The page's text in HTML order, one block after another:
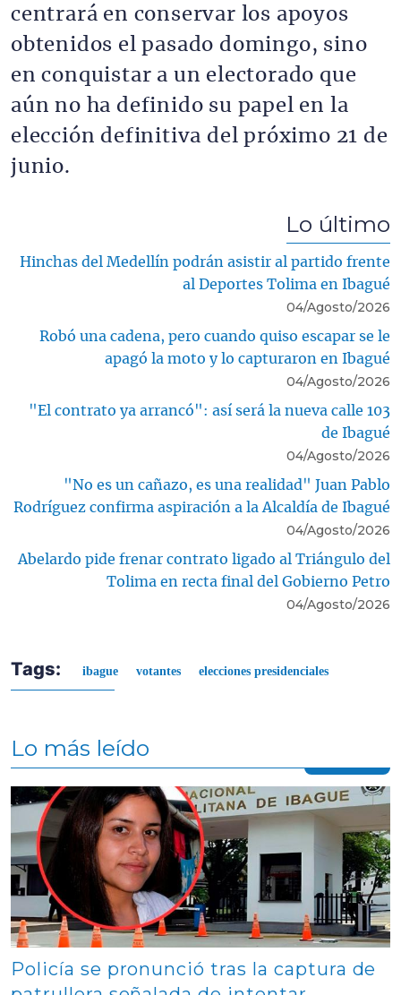
centrará en conservar los apoyos
obtenidos el pasado domingo, sino
en conquistar a un electorado que
aún no ha definido su papel en la
elección definitiva del próximo 21 de
junio.
Lo último
Hinchas del Medellín podrán asistir al partido frente
al Deportes Tolima en Ibagué
04/Agosto/2026
Robó una cadena, pero cuando quiso escapar se le
apagó la moto y lo capturaron en Ibagué
04/Agosto/2026
"El contrato ya arrancó": así será la nueva calle 103
de Ibagué
04/Agosto/2026
"No es un cañazo, es una realidad" Juan Pablo
Rodríguez confirma aspiración a la Alcaldía de Ibagué
04/Agosto/2026
Abelardo pide frenar contrato ligado al Triángulo del
Tolima en recta final del Gobierno Petro
04/Agosto/2026
Tags: ibague votantes elecciones presidenciales
Lo más leído
Contenido multimedia principal
Policía se pronunció tras la captura de